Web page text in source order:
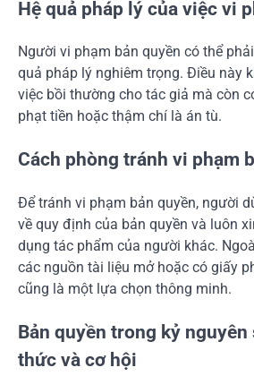
Hệ quả pháp lý của việc vi
Người vi phạm bản quyền có thể
quả pháp lý nghiêm trọng. Điều này
việc bồi thường cho tác giả mà còn
phạt tiền hoặc thậm chí là án tù.
Cách phòng tránh vi phạm
Để tránh vi phạm bản quyền, người
về quy định của bản quyền và luôn
dụng tác phẩm của người khác.
các nguồn tài liệu mở hoặc có giấy
cũng là một lựa chọn thông minh.
Bản quyền trong kỷ nguyên
thức và cơ hội